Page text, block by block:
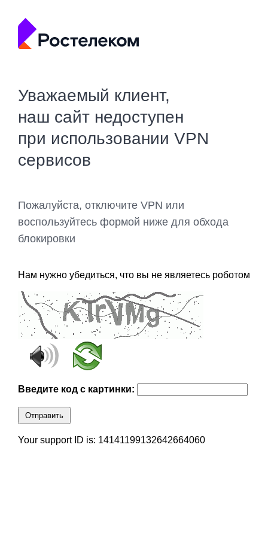
Уважаемый клиент,
наш сайт недоступен
при использовании VPN
сервисов
Пожалуйста, отключите VPN или
воспользуйтесь формой ниже для обхода
блокировки
Нам нужно убедиться, что вы не являетесь роботом
Введите код с картинки:
Отправить
Your support ID is: 14141199132642664060